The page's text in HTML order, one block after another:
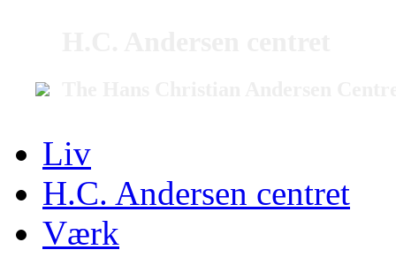
Liv
H.C. Andersen centret
Værk